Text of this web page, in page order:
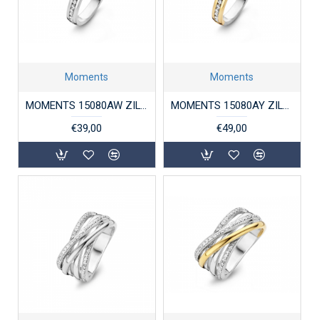
Moments
MOMENTS 15080AW ZILVEREN RING GERHODINEERD ZIRKONIA
€39,00
Moments
MOMENTS 15080AY ZILVER VERGULDE RING MET ZIRKONIA
€49,00